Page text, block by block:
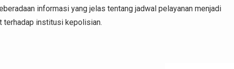
informasi yang jelas tentang jadwal pelayanan menjadi
terhadap institusi kepolisian.